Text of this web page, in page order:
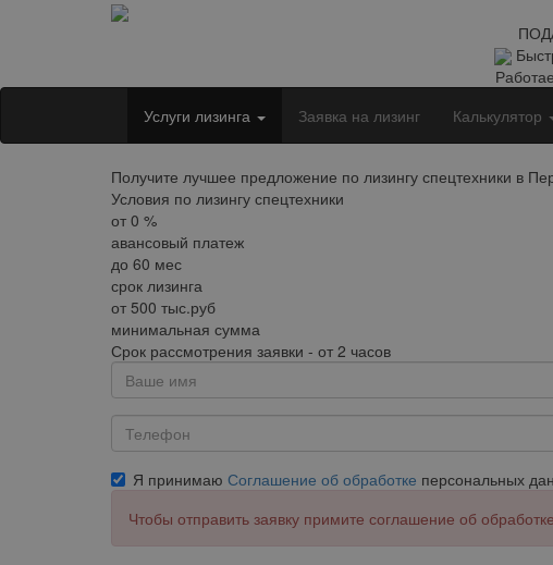
Услуги лизинга Заявка на лизинг Калькулятор
Получите лучшее предложение по лизингу спецтехники в
Условия по лизингу спецтехники
от 0 %
авансовый платеж
до 60 мес
срок лизинга
от 500 тыс.руб
минимальная сумма
Срок рассмотрения заявки - от 2 часов
Я принимаю Соглашение об обработке персональных
Чтобы отправить заявку примите соглашение об